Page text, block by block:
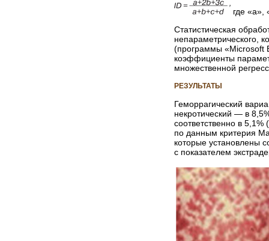
где «а»,
Статистическая
непараметрического,
(программы «Microsoft
коэффициенты
множественной
РЕЗУЛЬТАТЫ
Геморрагический
некротический — в
соответственно в
по данным критерия
которые установлены
с показателем